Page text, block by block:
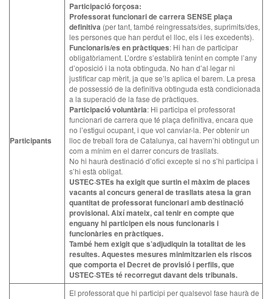
Participants
Participació forçosa:
Professorat funcionari de carrera SENSE plaça
definitiva (per tant, també reingressats/des, suprimits/des,
les persones que han perdut el lloc, els i les excedents).
Funcionaris/es en pràctiques: Hi han de participar
obligatòriament. L’ordre s’establirà tenint en compte l’any
d’oposició i la nota obtinguda. No han d’al·legar ni
justificar cap mèrit, ja que se’ls aplica el barem. La presa
de possessió de la definitiva obtinguda està condicionada
a la superació de la fase de pràctiques.
Participació voluntària: Hi participa el professorat
funcionari de carrera que té plaça definitiva, encara que
no l’estigui ocupant, i que vol canviar-la. Per obtenir un
lloc de treball fora de Catalunya, cal havern’hi obtingut un
com a mínim en el darrer concurs de trasllats.
No hi haurà destinació d’ofici excepte si no s’hi participa i
s’hi està obligat.
USTEC·STEs ha exigit que surtin el màxim de places
vacants al concurs general de trasllats atesa la gran
quantitat de professorat funcionari amb destinació
provisional. Així mateix, cal tenir en compte que
enguany hi participen els nous funcionaris i
funcionàries en pràctiques.
També hem exigit que s’adjudiquin la totalitat de les
resultes. Aquestes mesures minimitzarien els riscos
que comporta el Decret de provisió i perfils, que
USTEC·STEs té recorregut davant dels tribunals.
El professorat que hi participi per qualsevol fase haurà de